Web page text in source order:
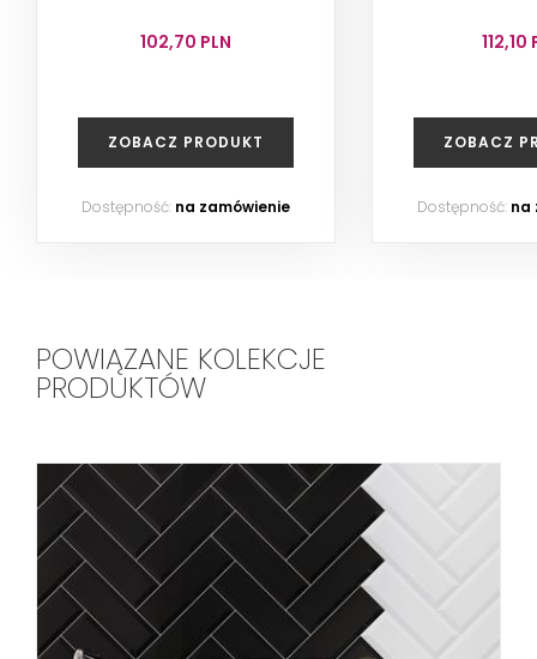
102,70 PLN
ZOBACZ PRODUKT
Dostępność: na zamówienie
112,10
ZOBACZ
Dostępność: na
POWIĄZANE KOLEKCJE
PRODUKTÓW